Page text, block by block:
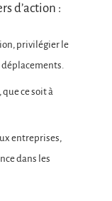
d’action :
privilégier le
déplacements.
ce soit à
entreprises,
dans les